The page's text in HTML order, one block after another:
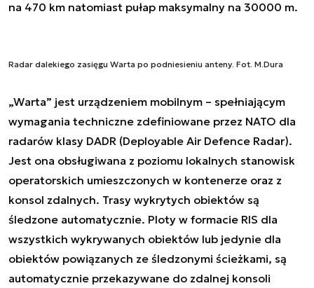
na 470 km natomiast pułap maksymalny na 30000 m.
Radar dalekiego zasięgu Warta po podniesieniu anteny. Fot. M.Dura
„Warta” jest urządzeniem mobilnym – spełniającym
wymagania techniczne zdefiniowane przez NATO dla
radarów klasy DADR (Deployable Air Defence Radar).
Jest ona obsługiwana z poziomu lokalnych stanowisk
operatorskich umieszczonych w kontenerze oraz z
konsol zdalnych. Trasy wykrytych obiektów są
śledzone automatycznie. Ploty w formacie RIS dla
wszystkich wykrywanych obiektów lub jedynie dla
obiektów powiązanych ze śledzonymi ścieżkami, są
automatycznie przekazywane do zdalnej konsoli